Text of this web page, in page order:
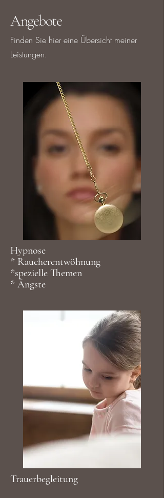
Angebote
Finden Sie hier eine Übersicht meiner
Leistungen.
Hypnose
* Raucherentwöhnung
*spezielle Themen
* Ängste
Trauerbegleitung